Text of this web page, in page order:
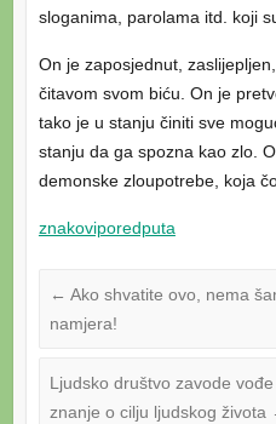
sloganima, parolama itd. koji
On je zaposjednut,
čitavom svom biću. On je
tako je u stanju činiti sve
stanju da ga spozna kao zlo.
demonske zloupotrebe, koja
znakoviporedputa
← Ako shvatite ovo, nema
namjera!
Ljudsko društvo zavode
znanje o cilju ljudskog života